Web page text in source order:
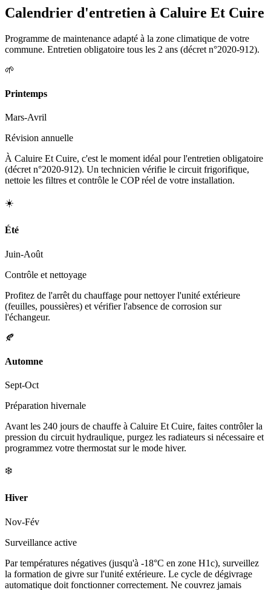
Calendrier d'entretien à Caluire Et Cuire
Programme de maintenance adapté à la zone climatique de votre
commune. Entretien obligatoire tous les 2 ans (décret n°2020-912).
🌱
Printemps
Mars-Avril
Révision annuelle
À Caluire Et Cuire, c'est le moment idéal pour l'entretien obligatoire
(décret n°2020-912). Un technicien vérifie le circuit frigorifique,
nettoie les filtres et contrôle le COP réel de votre installation.
☀️
Été
Juin-Août
Contrôle et nettoyage
Profitez de l'arrêt du chauffage pour nettoyer l'unité extérieure
(feuilles, poussières) et vérifier l'absence de corrosion sur
l'échangeur.
🍂
Automne
Sept-Oct
Préparation hivernale
Avant les 240 jours de chauffe à Caluire Et Cuire, faites contrôler la
pression du circuit hydraulique, purgez les radiateurs si nécessaire et
programmez votre thermostat sur le mode hiver.
❄️
Hiver
Nov-Fév
Surveillance active
Par températures négatives (jusqu'à -18°C en zone H1c), surveillez
la formation de givre sur l'unité extérieure. Le cycle de dégivrage
automatique doit fonctionner correctement. Ne couvrez jamais